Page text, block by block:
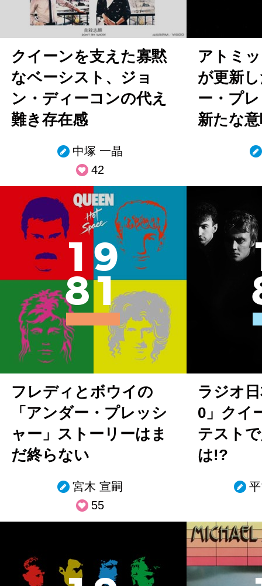
クイーンを支えた寡黙
なベーシスト、ジョ
ン・ディーコンの代え
難き存在感
中塚 一晶
42
アトミ
が更新
ー・プ
新たな
1 9
81
フレディとボウイの
「アンダー・プレッシ
ャー」ストーリーはま
だ終らない
宮木 宣嗣
55
ラジオ
0」クイ
テスト
は!?